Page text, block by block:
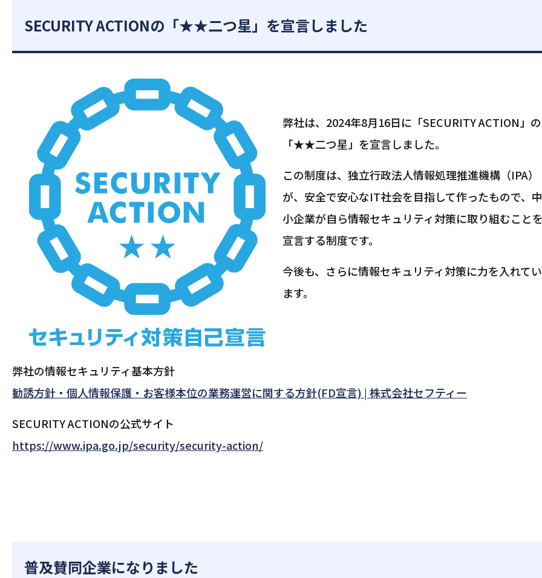
SECURITY ACTIONの「★★二つ星」を宣言しました
弊社は、2024年8月16日に「SECURITY ACTION」の
「★★二つ星」を宣言しました。
この制度は、独立行政法人情報処理推進機構（IPA）
が、安全で安心なIT社会を目指して作ったもので、中
小企業が自ら情報セキュリティ対策に取り組むことを
宣言する制度です。
今後も、さらに情報セキュリティ対策に力を入れて
ます。
弊社の情報セキュリティ基本方針
勧誘方針・個人情報保護・お客様本位の業務運営に関する方針(FD宣言) | 株式会社セフティー
SECURITY ACTIONの公式サイト
https://www.ipa.go.jp/security/security-action/
普及賛同企業になりました